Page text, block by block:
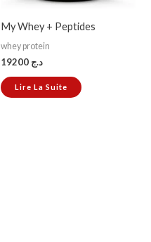
My Whey + Peptides
whey protein
د.ج
Lire La Suite